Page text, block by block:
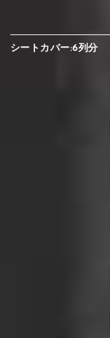
シートカバー:6列分